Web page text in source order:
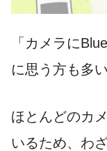
「カメラに
に思う方も多
ほとんどのカ
いるため、わ